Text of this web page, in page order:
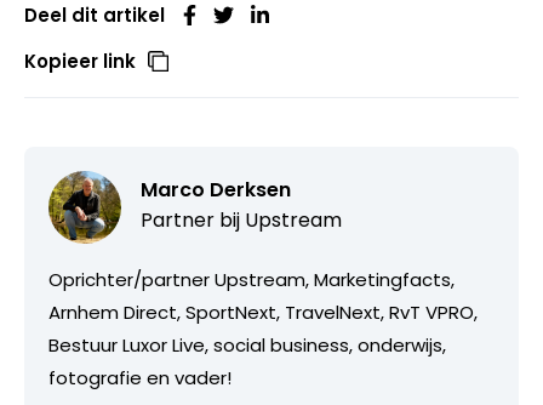
Deel dit artikel
Kopieer link
Marco Derksen
Partner bij Upstream
Oprichter/partner Upstream, Marketingfacts,
Arnhem Direct, SportNext, TravelNext, RvT VPRO,
Bestuur Luxor Live, social business, onderwijs,
fotografie en vader!